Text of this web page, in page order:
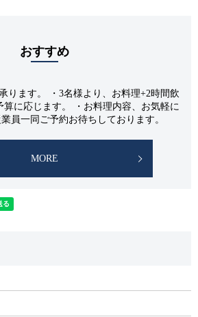
おすすめ
ります。 ・3名様より、お料理+2時間飲
算に応じます。 ・お料理内容、お気軽に
員一同ご予約お待ちしております。
MORE